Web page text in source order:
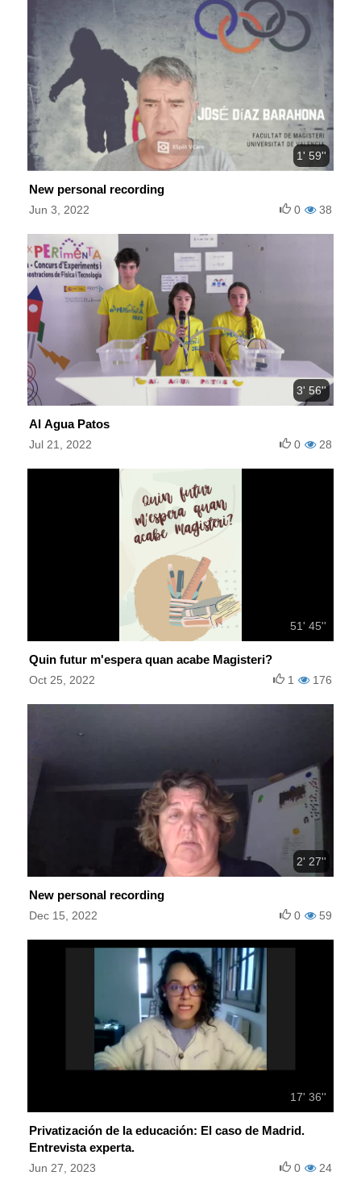
1' 59''
New personal recording
Jun 3, 2022 38
0
3' 56''
Al Agua Patos
Jul 21, 2022 28
0
51' 45''
Quin futur m'espera quan acabe Magisteri?
Oct 25, 2022 176
1
2' 27''
New personal recording
Dec 15, 2022 59
0
17' 36''
Privatización de la educación: El caso de Madrid.
Entrevista experta.
Jun 27, 2023 24
0